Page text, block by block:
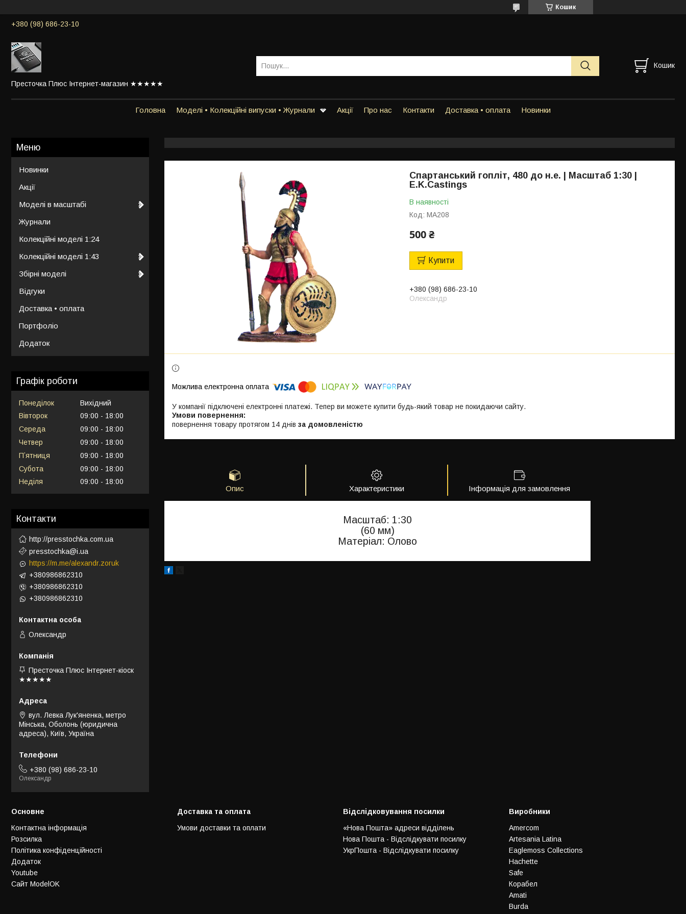
Кошик
+380 (98) 686-23-10
Престочка Плюс Інтернет-магазин ★★★★★
Кошик
Головна Моделі • Колекційні випуски • Журнали Акції Про нас Контакти Доставка • оплата Новинки
Спартанський гопліт, 480 до н.е. | Масштаб 1:30 |
E.K.Castings
В наявності
Код: MA208
500 ₴
Купити
+380 (98) 686-23-10
Олександр
У компанії підключені електронні платежі. Тепер ви можете купити будь-який товар не покидаючи сайту.
повернення товару протягом 14 днів за домовленістю
Опис Характеристики Інформація для замовлення
Масштаб: 1:30
(60 мм)
Матеріал: Олово
Новинки
Акції
Моделі в масштабі
Журнали
Колекційні моделі 1:24
Колекційні моделі 1:43
Збірні моделі
Відгуки
Доставка • оплата
Портфоліо
Додаток
Графік роботи
Понеділок
Вихідний
Вівторок
09:00
18:00
Середа
09:00
18:00
Четвер
09:00
18:00
Пʼятниця
09:00
18:00
Субота
09:00
18:00
Неділя
09:00 18:00
Контакти
http://presstochka.com.ua
presstochka@i.ua
https://m.me/alexandr.zoruk
+380986862310
+380986862310
+380986862310
Олександр
Престочка Плюс Інтернет-кіоск
★★★★★
вул. Левка Лук'яненка, метро
Мінська, Оболонь (юридична
адреса), Київ, Україна
+380 (98) 686-23-10
Олександр
Основне
Контактна інформація
Розсилка
Політика конфіденційності
Додаток
Youtube
Сайт ModelOK
Доставка та оплата
Умови доставки та оплати
Відслідковування посилки
«Нова Пошта» адреси відділень
Нова Пошта - Відслідкувати посилку
УкрПошта - Відслідкувати посилку
Виробники
Amercom
Artesania Latina
Eaglemoss Collections
Hachette
Safe
Корабел
Amati
Burda